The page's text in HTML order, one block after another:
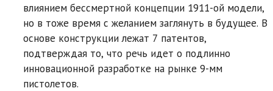
влиянием бессмертной концепции 1911-ой модели,
но в тоже время с желанием заглянуть в будущее. В
основе конструкции лежат 7 патентов,
подтверждая то, что речь идет о подлинно
инновационной разработке на рынке 9-мм
пистолетов.